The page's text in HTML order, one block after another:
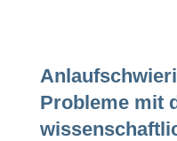
Probleme mit